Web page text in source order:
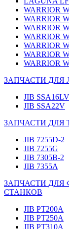
WARRIOR
WARRIOR
WARRIOR
WARRIOR
WARRIOR
WARRIOR
WARRIOR
ЗАПЧАСТИ ДЛЯ
JIB SSA16LV
JIB SSA22V
ЗАПЧАСТИ
JIB 7255D-2
JIB 7255G
JIB 7305B-2
JIB 7355A
ЗАПЧАСТИ ДЛЯ
СТАНКОВ
JIB PT200A
JIB PT250A
JIB PT310A